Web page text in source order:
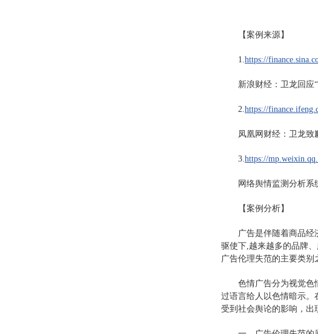
【案例来源】
1.https://
新浪财经：卫龙回应
2.https://
凤凰网财经：卫龙致
3.https://
网络舆情监测分析系
【案例分析】
广告是伴随着商品经
驱使下,越来越多的品牌
广告伦理失范的主要类别
色情广告分为视觉色
过语言给人以色情暗示。
受到社会舆论的影响，出